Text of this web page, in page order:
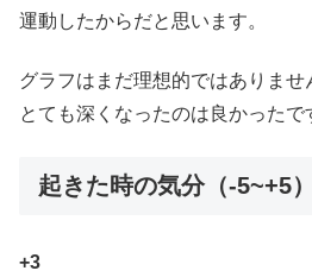
運動したからだと思います。
グラフはまだ理想的ではありま
とても深くなったのは良かったで
起きた時の気分（-5~+5）
+3